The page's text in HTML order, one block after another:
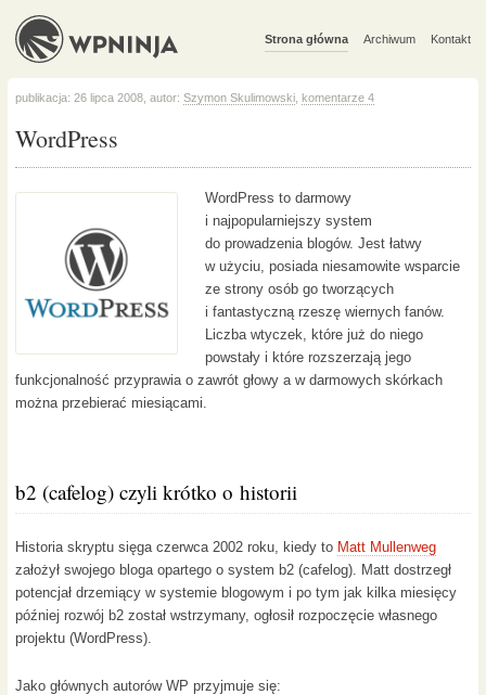
Strona główna Archiwum Kontakt
publikacja: 26 lipca 2008, autor: Szymon Skulimowski, komentarze 4
WordPress
WordPress to darmowy
i najpopularniejszy system
do prowadzenia blogów. Jest łatwy
w użyciu, posiada niesamowite wsparcie
ze strony osób go tworzących
i fantastyczną rzeszę wiernych fanów.
Liczba wtyczek, które już do niego
powstały i które rozszerzają jego
funkcjonalność przyprawia o zawrót głowy a w darmowych skórkach
można przebierać miesiącami.
b2 (cafelog) czyli krótko o historii
Historia skryptu sięga czerwca 2002 roku, kiedy to Matt Mullenweg
założył swojego bloga opartego o system b2 (cafelog). Matt dostrzegł
potencjał drzemiący w systemie blogowym i po tym jak kilka miesięcy
później rozwój b2 został wstrzymany, ogłosił rozpoczęcie własnego
projektu (WordPress).
Jako głównych autorów WP przyjmuje się: